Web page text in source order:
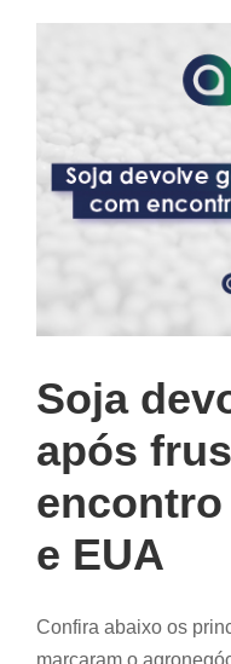
Soja
após
e EUA
Confira abaixo os
marcaram o